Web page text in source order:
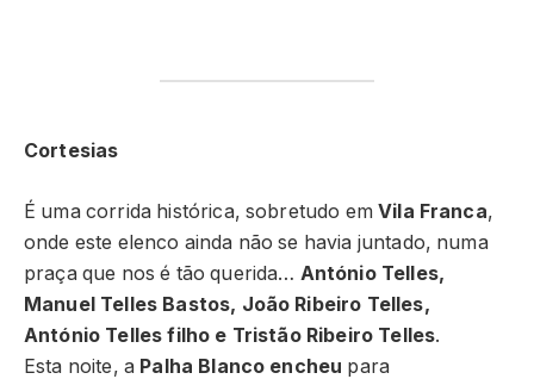
Cortesias
É uma corrida histórica, sobretudo emVila Franca,
onde este elenco ainda não se havia juntado, numa
praça que nos é tão querida… António Telles,
Manuel Telles Bastos, João Ribeiro Telles,
António Telles filho e Tristão Ribeiro Telles.
Esta noite, a Palha Blanco encheu para